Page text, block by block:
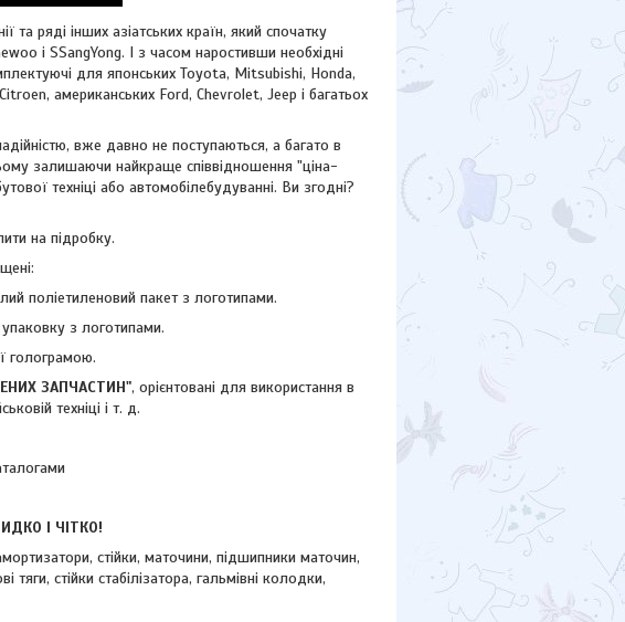
ряді інших азіатських країн, який спочатку
і SSangYong. І з часом наростивши необхідні
для японських Toyota, Mitsubishi, Honda,
американських Ford, Chevrolet, Jeep і багатьох
вже давно не поступаються, а багато в
залишаючи найкраще співвідношення "ціна-
техніці або автомобілебудуванні. Ви згодні?
на підробку.
поліетиленовий пакет з логотипами.
з логотипами.
голограмою.
ЗАПЧАСТИН", орієнтовані для використання в
техніці і т. д.
І ЧІТКО!
стійки, маточини, підшипники маточин,
стійки стабілізатора, гальмівні колодки,